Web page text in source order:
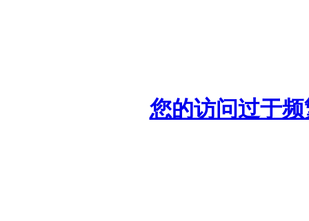
您的访问过于